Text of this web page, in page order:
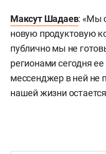
Максут Шадаев: «Мы
новую продуктовую
публично мы не
регионами сегодня
мессенджер в ней не
нашей жизни